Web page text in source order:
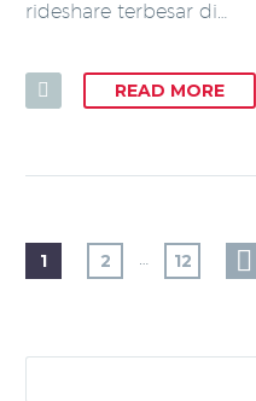
rideshare terbesar di…
READ MORE
1 2 … 12